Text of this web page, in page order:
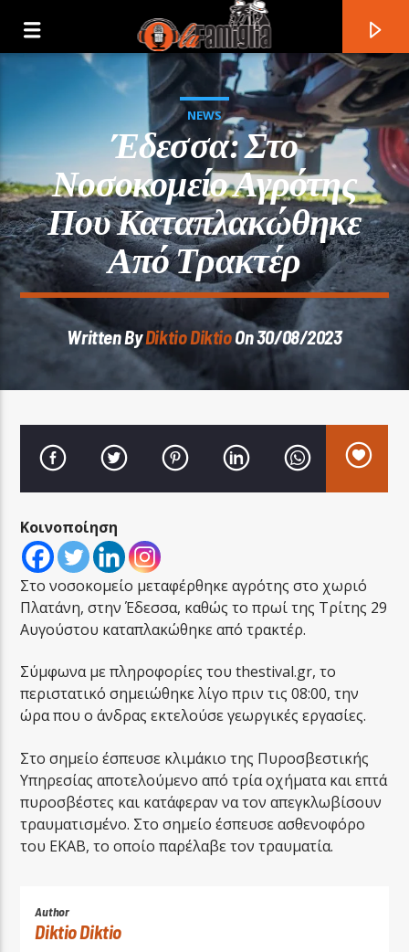
Current Track
Artist
LA FAMIGLIA RADIO
LA FAMIGLIA ΝΗΣΙΩΤΙΚΑ
NEWS
Έδεσσα: Στο
Νοσοκομείο Αγρότης
Που Καταπλακώθηκε
Από Τρακτέρ
Written ByDiktio DiktioOn 30/08/2023
Κοινοποίηση
Στο νοσοκομείο μεταφέρθηκε αγρότης στο χωριό
Πλατάνη, στην Έδεσσα, καθώς το πρωί της Τρίτης 29
Αυγούστου καταπλακώθηκε από τρακτέρ.
Σύμφωνα με πληροφορίες του thestival.gr, το
περιστατικό σημειώθηκε λίγο πριν τις 08:00, την
ώρα που ο άνδρας εκτελούσε γεωργικές εργασίες.
Στο σημείο έσπευσε κλιμάκιο της Πυροσβεστικής
Υπηρεσίας αποτελούμενο από τρία οχήματα και επτά
πυροσβέστες και κατάφεραν να τον απεγκλωβίσουν
τραυματισμένο. Στο σημείο έσπευσε ασθενοφόρο
του ΕΚΑΒ, το οποίο παρέλαβε τον τραυματία.
Author
Diktio Diktio